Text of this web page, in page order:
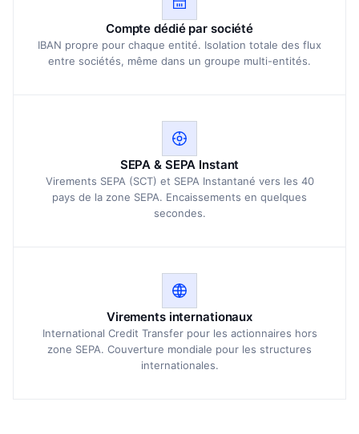
Compte dédié par société
IBAN propre pour chaque entité. Isolation totale des flux
entre sociétés, même dans un groupe multi-entités.
SEPA & SEPA Instant
Virements SEPA (SCT) et SEPA Instantané vers les 40
pays de la zone SEPA. Encaissements en quelques
secondes.
Virements internationaux
International Credit Transfer pour les actionnaires hors
zone SEPA. Couverture mondiale pour les structures
internationales.